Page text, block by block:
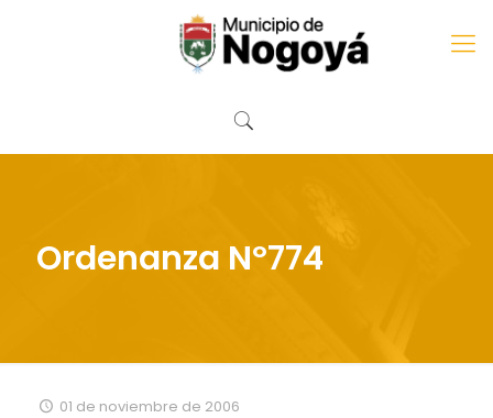
Ordenanza Nº774
01 de noviembre de 2006